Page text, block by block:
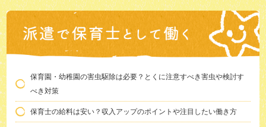
保育園・幼稚園の害虫駆除は必要？とくに注意すべき害虫や検討す
べき対策
保育士の給料は安い？収入アップのポイントや注目したい働き方